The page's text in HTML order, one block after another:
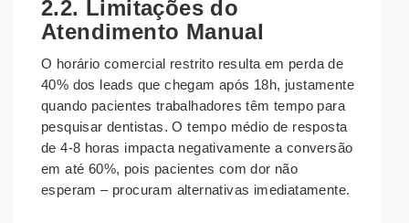
2.2. Limitações do
Atendimento Manual
O horário comercial restrito resulta em perda de
40% dos leads que chegam após 18h, justamente
quando pacientes trabalhadores têm tempo para
pesquisar dentistas. O tempo médio de resposta
de 4-8 horas impacta negativamente a conversão
em até 60%, pois pacientes com dor não
esperam – procuram alternativas imediatamente.